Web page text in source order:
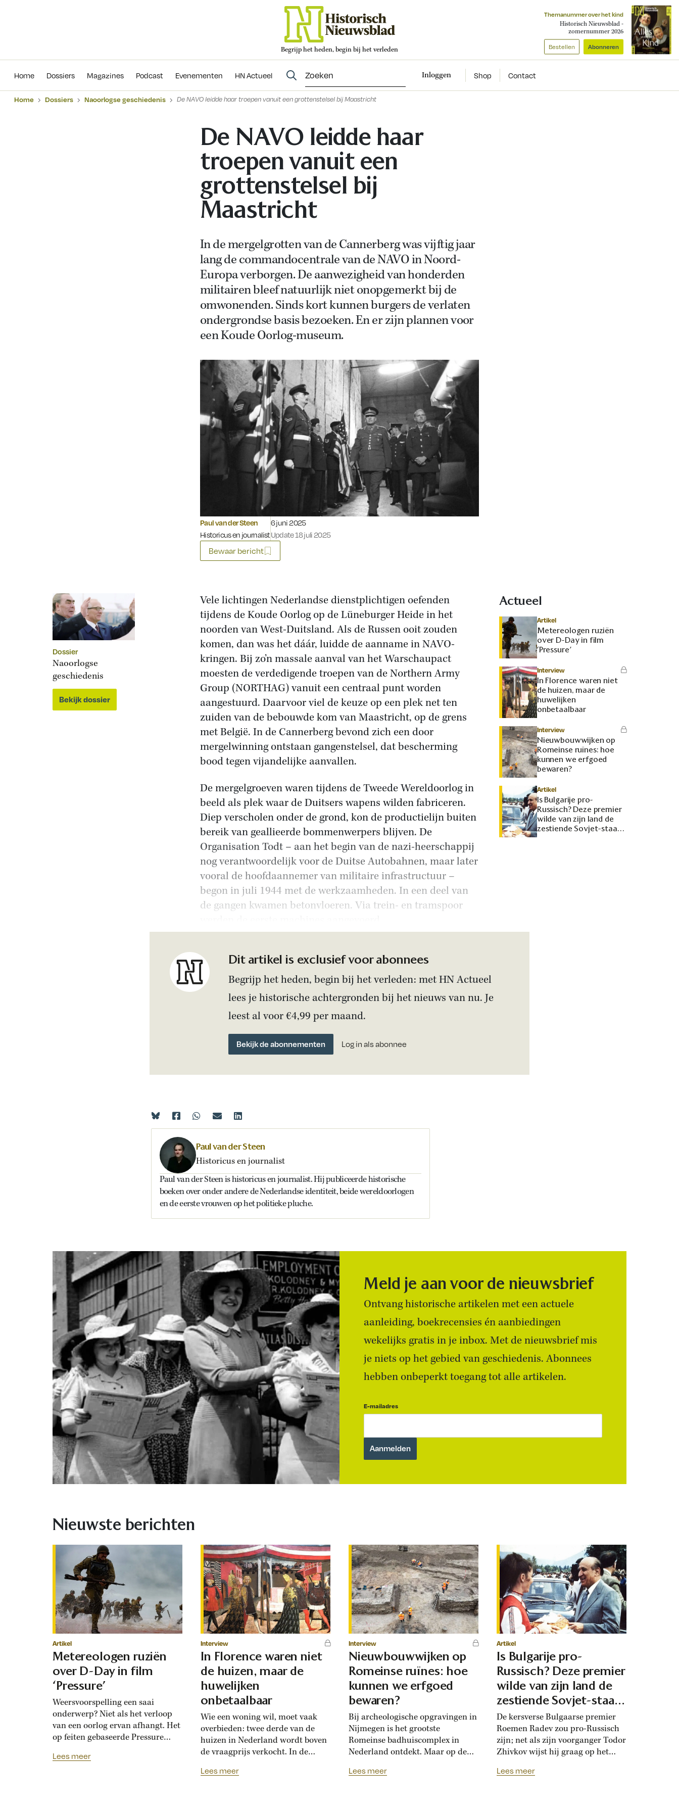
Begrijp het heden, begin bij het verleden
Themanummer over het kind
Historisch Nieuwsblad -
zomernummer 2026
Bestellen Abonneren
Home Dossiers Magazines Podcast Evenementen HN Actueel Inloggen Shop Contact
Evenementen
Home Dossiers Naoorlogse geschiedenis De NAVO leidde haar troepen vanuit een grottenstelsel bij Maastricht
De NAVO leidde haar
troepen vanuit een
grottenstelsel bij
Maastricht
In de mergelgrotten van de Cannerberg was vijftig jaar
lang de commandocentrale van de NAVO in Noord-
Europa verborgen. De aanwezigheid van honderden
militairen bleef natuurlijk niet onopgemerkt bij de
omwonenden. Sinds kort kunnen burgers de verlaten
ondergrondse basis bezoeken. En er zijn plannen voor
een Koude Oorlog-museum.
Paul van der Steen
Historicus en journalist
Gepubliceerd op:
6 juni 2025
Update 18 juli 2025
Bewaar bericht
Dossier
Naoorlogse
geschiedenis
Bekijk dossier
Vele lichtingen Nederlandse dienstplichtigen oefenden
tijdens de Koude Oorlog op de Lüneburger Heide in het
noorden van West-Duitsland. Als de Russen ooit zouden
komen, dan was het dáár, luidde de aanname in NAVO-
kringen. Bij zo’n massale aanval van het Warschaupact
moesten de verdedigende troepen van de Northern Army
Group (NORTHAG) vanuit een centraal punt worden
aangestuurd. Daarvoor viel de keuze op een plek net ten
zuiden van de bebouwde kom van Maastricht, op de grens
met België. In de Cannerberg bevond zich een door
mergelwinning ontstaan gangenstelsel, dat bescherming
bood tegen vijandelijke aanvallen.
De mergelgroeven waren tijdens de Tweede Wereldoorlog in
beeld als plek waar de Duitsers wapens wilden fabriceren.
Diep verscholen onder de grond, kon de productielijn buiten
bereik van geallieerde bommenwerpers blijven. De
Organisation Todt – aan het begin van de nazi-heerschappij
nog verantwoordelijk voor de Duitse Autobahnen, maar later
vooral de hoofdaannemer van militaire infrastructuur –
begon in juli 1944 met de werkzaamheden. In een deel van
de gangen kwamen betonvloeren. Via trein- en tramspoor
Dit artikel is exclusief voor abonnees
Begrijp het heden, begin bij het verleden: met HN Actueel
lees je historische achtergronden bij het nieuws van nu. Je
leest al voor €4,99 per maand.
Bekijk de abonnementen Log in als abonnee
Actueel
Artikel
Metereologen ruziën
over D-Day in film
‘Pressure’
Interview
In Florence waren niet
de huizen, maar de
huwelijken
onbetaalbaar
Interview
Nieuwbouwwijken op
Romeinse ruïnes: hoe
kunnen we erfgoed
bewaren?
Artikel
Is Bulgarije pro-
Russisch? Deze premier
wilde van zijn land de
zestiende Sovjet-staat
maken
Paul van der Steen
Historicus en journalist
Paul van der Steen is historicus en journalist. Hij publiceerde historische
boeken over onder andere de Nederlandse identiteit, beide wereldoorlogen
en de eerste vrouwen op het politieke pluche.
Meld je aan voor de nieuwsbrief
Ontvang historische artikelen met een actuele
aanleiding, boekrecensies én aanbiedingen
wekelijks gratis in je inbox. Met de nieuwsbrief mis
je niets op het gebied van geschiedenis. Abonnees
hebben onbeperkt toegang tot alle artikelen.
E-mailadres
Nieuwste berichten
Artikel
Metereologen ruziën
over D-Day in film
‘Pressure’
Weersvoorspelling een saai
onderwerp? Niet als het verloop
van een oorlog ervan afhangt. Het
op feiten gebaseerde Pressure
tussen geallieerde meteorologen
Lees meer
Interview
In Florence waren niet
de huizen, maar de
huwelijken
onbetaalbaar
Wie een woning wil, moet vaak
overbieden: twee derde van de
huizen in Nederland wordt boven
de vraagprijs verkocht. In de
ook last van overbiedingsgekte:
Lees meer
Interview
Nieuwbouwwijken op
Romeinse ruïnes: hoe
kunnen we erfgoed
bewaren?
Bij archeologische opgravingen in
Nijmegen is het grootste
Romeinse badhuiscomplex in
Nederland ontdekt. Maar op de
binnenkort een nieuwe woonwijk
Lees meer
Artikel
Is Bulgarije pro-
Russisch? Deze premier
wilde van zijn land de
zestiende Sovjet-staat
maken
De kersverse Bulgaarse premier
Roemen Radev zou pro-Russisch
zijn; net als zijn voorganger Todor
Zhivkov wijst hij graag op het
1878. Die vroegere premier was zo
Lees meer